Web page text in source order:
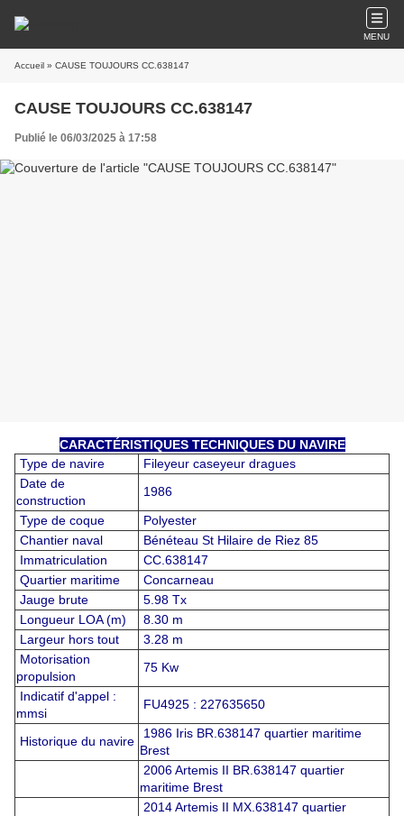
MENU
Accueil » CAUSE TOUJOURS CC.638147
CAUSE TOUJOURS CC.638147
Publié le 06/03/2025 à 17:58
CARACTÉRISTIQUES TECHNIQUES DU NAVIRE
Type de navire
Fileyeur caseyeur dragues
Date de
construction
1986
Type de coque
Polyester
Chantier naval
Bénéteau St Hilaire de Riez 85
Immatriculation
CC.638147
Quartier maritime
Concarneau
Jauge brute
5.98 Tx
Longueur LOA (m)
8.30 m
Largeur hors tout
3.28 m
Motorisation
propulsion
75 Kw
Indicatif d'appel :
mmsi
FU4925 : 227635650
Historique du navire
1986 Iris BR.638147 quartier maritime
Brest
2006 Artemis II BR.638147 quartier
maritime Brest
2014 Artemis II MX.638147 quartier